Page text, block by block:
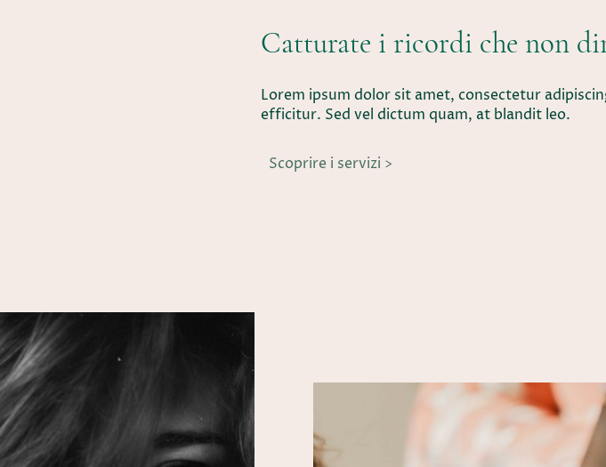
Catturate i ricordi che non
Lorem ipsum dolor sit amet, consectetur
efficitur. Sed vel dictum quam, at blandit leo.
Scoprire i servizi >